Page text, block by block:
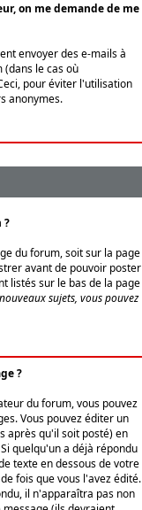
on me demande de me
envoyer des e-mails à
le cas où
pour éviter l'utilisation
anonymes.
?
du forum, soit sur la page
avant de pouvoir poster
listés sur le bas de la page
sujets, vous pouvez
?
du forum, vous pouvez
Vous pouvez éditer un
après qu'il soit posté) en
quelqu'un a déjà répondu
texte en dessous de votre
fois que vous l'avez édité.
il n'apparaîtra pas non